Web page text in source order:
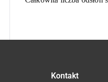
Kontakt